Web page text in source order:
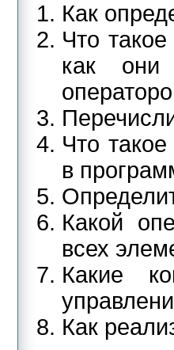
Как
Что
как они
Что
в
Какой
всех
Какие
Как